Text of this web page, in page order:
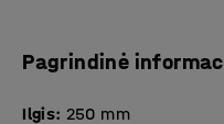
Pagrindinė
Ilgis: 250 mm